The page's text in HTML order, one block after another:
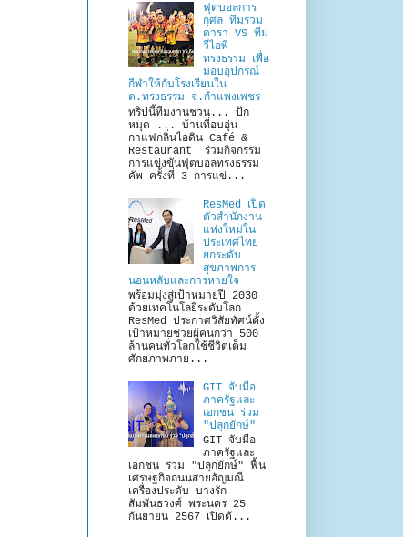
ฟุตบอลการ
กุศล ทีมรวม
ดารา VS ทีม
วีไอพี
ทรงธรรม เพื่อ
มอบอุปกรณ์
กีฬาให้กับโรงเรียนใน
ต.ทรงธรรม จ.กำแพงเพชร
ทริปนี้ทีมงานชวน... ปัก
หมุด ... บ้านที่อบอุ่น
กาแฟกลิ่นไอดิน Café &
Restaurant ร่วมกิจกรรม
การแข่งขันฟุตบอลทรงธรรม
คัพ ครั้งที่ 3 การแข่...
ResMed เปิด
ตัวสำนักงาน
แห่งใหม่ใน
ประเทศไทย
ยกระดับ
สุขภาพการ
นอนหลับและการหายใจ
พร้อมมุ่งสู่เป้าหมายปี 2030
ด้วยเทคโนโลยีระดับโลก
ResMed ประกาศวิสัยทัศน์ตั้ง
เป้าหมายช่วยผู้คนกว่า 500
ล้านคนทั่วโลกใช้ชีวิตเต็ม
ศักยภาพภาย...
GIT จับมือ
ภาครัฐและ
เอกชน ร่วม
"ปลุกยักษ์"
GIT จับมือ
ภาครัฐและ
เอกชน ร่วม "ปลุกยักษ์" ฟื้น
เศรษฐกิจถนนสายอัญมณี
เครื่องประดับ บางรัก
สัมพันธวงศ์ พระนคร 25
กันยายน 2567 เปิดตั...